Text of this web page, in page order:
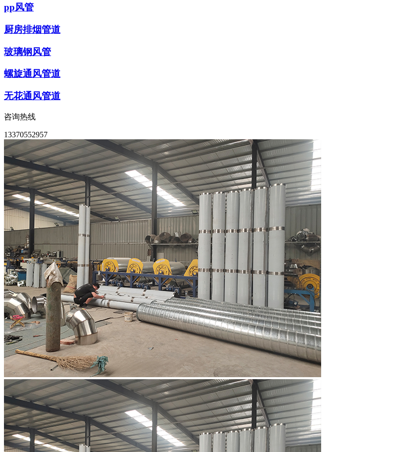
pp风管
厨房排烟管道
玻璃钢风管
螺旋通风管道
无花通风管道
咨询热线
13370552957